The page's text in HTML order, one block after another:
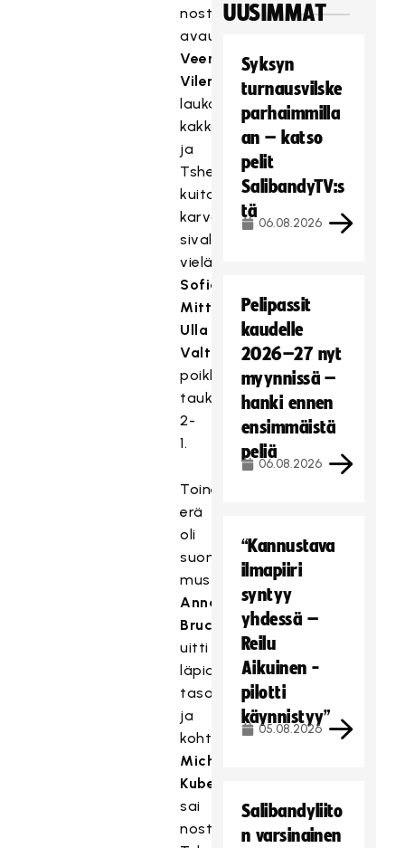
nosti
avausosuman
Veera
Vileniuksen
laukauksen
kakkospallosta,
ja
Tshekin
kuitattua
karvausmaalilla
sivalsi
vielä
Sofia
Mittentag
Ulla
Valtolan
poikkipassista
taukotilanteeksi
2-
1.
Toinen
erä
oli
suomalaisittain
musta.
Anna
Bruchackova
uitti
läpiajosta
tasoituksen,
ja
kohta
Michaela
Kubeckova
sai
nostaa
UUSIMMAT
Syksyn
turnausvilske
parhaimmilla
an – katso
pelit
SalibandyTV:s
tä
06.08.2026
Pelipassit
kaudelle
2026–27 nyt
myynnissä –
hanki ennen
ensimmäistä
peliä
06.08.2026
“Kannustava
ilmapiiri
syntyy
yhdessä –
Reilu
Aikuinen -
pilotti
käynnistyy”
05.08.2026
Salibandyliito
n varsinainen